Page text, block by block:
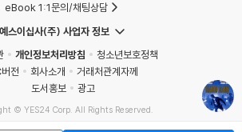
eBook 1:1문의/채팅상담
예스이십사(주) 사업자 정보
개인정보처리방침
청소년보호정책
전
회사소개
거래처관계자께
도서홍보
광고
© YES24 Corp. All Rights Reserved.